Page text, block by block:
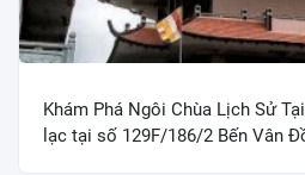
Khám Phá Ngôi Chùa Lịch Sử
lạc tại số 129F/186/2 Bến Vân